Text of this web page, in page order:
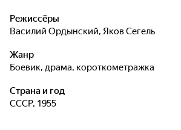
Режиссёры
Василий Ордынский, Яков Сегель
Жанр
боевик, драма, короткометражка
Страна и год
СССР, 1955